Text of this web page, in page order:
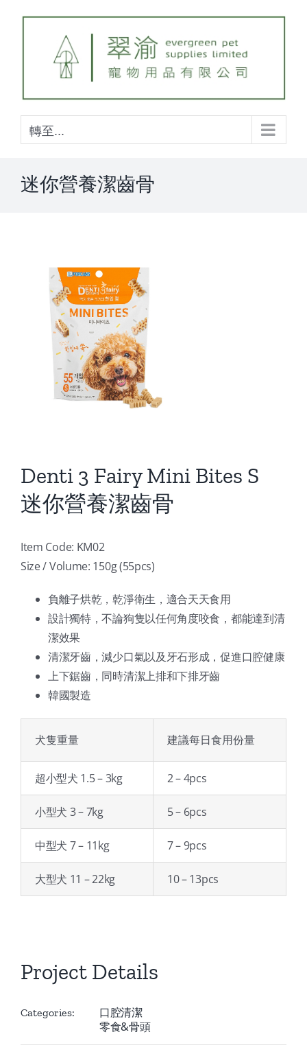
轉至...
迷你營養潔齒骨
Larger
Denti 3 Fairy Mini Bites S
迷你營養潔齒骨
Item Code: KM02
Size / Volume: 150g (55pcs)
負離子烘乾，乾淨衛生，適合天天食用
設計獨特，不論狗隻以任何角度咬食，都能達到清
潔效果
清潔牙齒，減少口氣以及牙石形成，促進口腔健康
上下鋸齒，同時清潔上排和下排牙齒
韓國製造
犬隻重量 建議每日食用份量
超小型犬 1.5 – 3kg 2 – 4pcs
小型犬 3 – 7kg 5 – 6pcs
中型犬 7 – 11kg 7 – 9pcs
大型犬 11 – 22kg 10 – 13pcs
Project Details
Categories:
口腔清潔
零食&骨頭